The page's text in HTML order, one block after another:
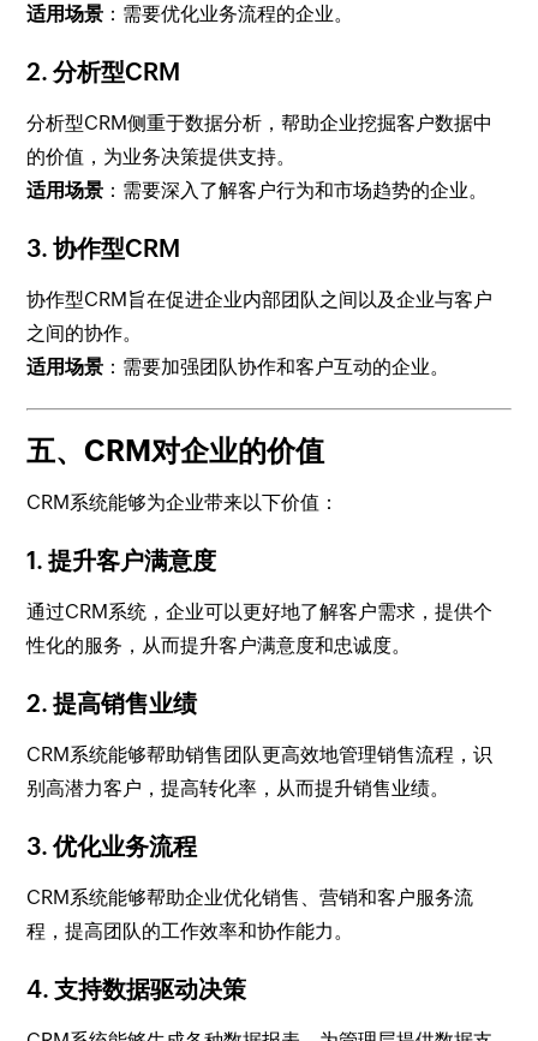
适用场景 ：需要优化业务流程的企业。
2.分析型CRM
分析型CRM侧重于数据分析，帮助企业挖掘客户数据中
的价值，为业务决策提供支持。
适用场景 ：需要深入了解客户行为和市场趋势的企业。
3.协作型CRM
协作型CRM旨在促进企业内部团队之间以及企业与客户
之间的协作。
适用场景 ：需要加强团队协作和客户互动的企业。
五、CRM对企业的价值
CRM系统能够为企业带来以下价值：
1.提升客户满意度
通过CRM系统，企业可以更好地了解客户需求，提供个
性化的服务，从而提升客户满意度和忠诚度。
2.提高销售业绩
CRM系统能够帮助销售团队更高效地管理销售流程，识
别高潜力客户，提高转化率，从而提升销售业绩。
3.优化业务流程
CRM系统能够帮助企业优化销售、营销和客户服务流
程，提高团队的工作效率和协作能力。
4.支持数据驱动决策